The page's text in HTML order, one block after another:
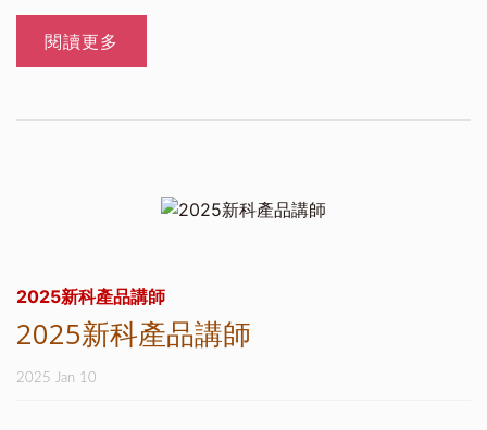
閱讀更多
2025新科產品講師
2025新科產品講師
2025 Jan 10